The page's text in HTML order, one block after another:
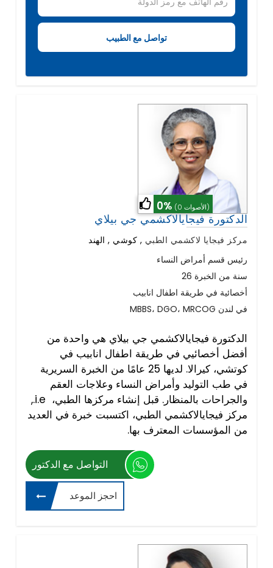
0% (0 الأصوات)
الدكتورة فيجايالاكشمي جي بيلاي
مركز فيجايا لاكشمي الطبي , كوشي , الهند
رئيس قسم أمراض النساء
26 سنة من الخبرة
أخصائية في طريقة اطفال انابيب
MBBS، DGO، MRCOG في لندن
الدكتورة فيجايالاكشمي جي بيلاي هي واحدة من
أفضل أخصائيي في طريقة اطفال انابيب في
كوتشي، كيرالا. لديها 25 عامًا من الخبرة السريرية
في طب التوليد وأمراض النساء وعلاجات العقم
والجراحات بالمنظار. قبل إنشاء مركزها الطبي، i.e.,
مركز فيجايالاكشمي الطبي، اكتسبت خبرة في العديد
من المؤسسات المعترف بها.
التواصل مع الدكتور
احجز الموعد